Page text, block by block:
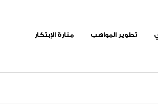
تطوير المواهب منارة الإبتكار